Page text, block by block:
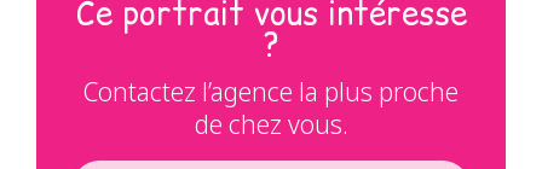
Ce portrait vous intéresse
?
Contactez l’agence la plus proche
de chez vous.